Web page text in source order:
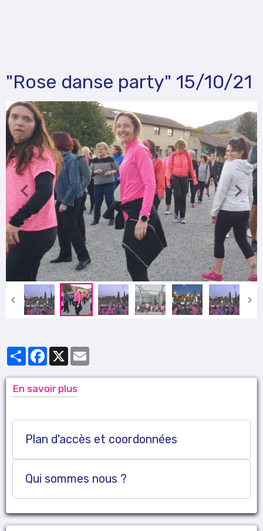
"Rose danse party" 15/10/21
PartagerFacebook
X
En savoir plus
Plan d'accès et coordonnées
Qui sommes nous ?